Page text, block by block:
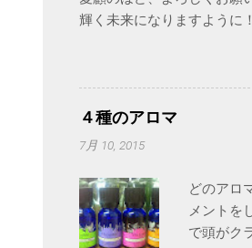
輝く未来になりますように！
４種のアロマ
7月 10, 2015
どのアロ
メントを
で頭がク